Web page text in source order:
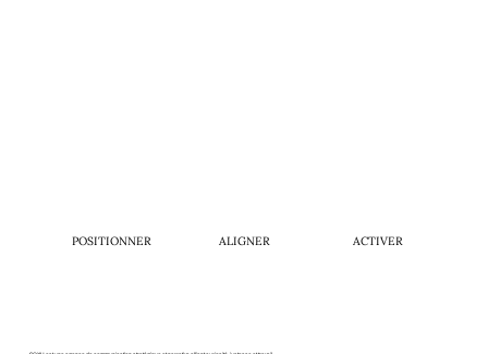
POSITIONNER ALIGNER ACTIVER